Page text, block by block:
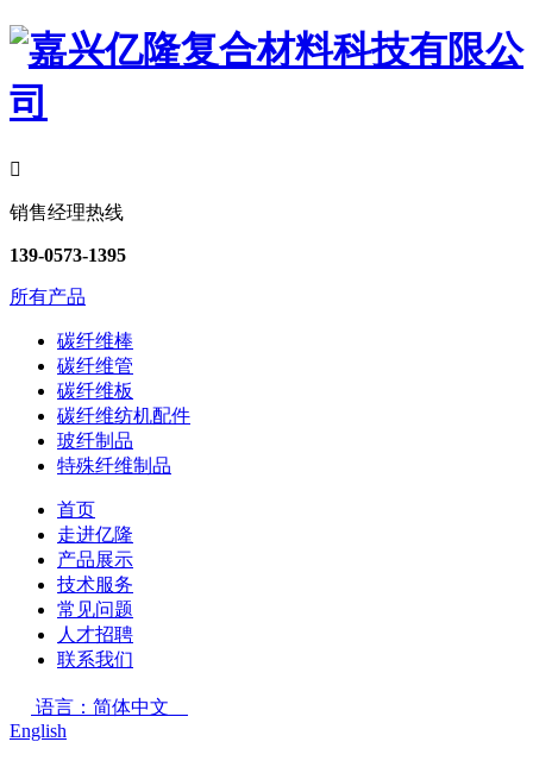

销售经理热线
139-0573-1395
所有产品
碳纤维棒
碳纤维管
碳纤维板
碳纤维纺机配件
玻纤制品
特殊纤维制品
首页
走进亿隆
产品展示
技术服务
常见问题
人才招聘
联系我们
语言：简体中文
English